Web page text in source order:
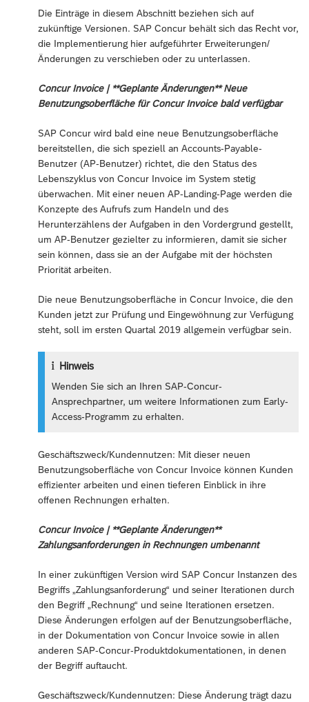
Die Einträge in diesem Abschnitt beziehen sich auf
zukünftige Versionen. SAP Concur behält sich das Recht vor,
die Implementierung hier aufgeführter Erweiterungen/
Änderungen zu verschieben oder zu unterlassen.
Concur Invoice | **Geplante Änderungen** Neue
Benutzungsoberfläche für Concur Invoice bald verfügbar
SAP Concur wird bald eine neue Benutzungsoberfläche
bereitstellen, die sich speziell an Accounts-Payable-
Benutzer (AP-Benutzer) richtet, die den Status des
Lebenszyklus von Concur Invoice im System stetig
überwachen. Mit einer neuen AP-Landing-Page werden die
Konzepte des Aufrufs zum Handeln und des
Herunterzählens der Aufgaben in den Vordergrund gestellt,
um AP-Benutzer gezielter zu informieren, damit sie sicher
sein können, dass sie an der Aufgabe mit der höchsten
Priorität arbeiten.
Die neue Benutzungsoberfläche in Concur Invoice, die den
Kunden jetzt zur Prüfung und Eingewöhnung zur Verfügung
steht, soll im ersten Quartal 2019 allgemein verfügbar sein.
Hinweis
Wenden Sie sich an Ihren SAP-Concur-
Ansprechpartner, um weitere Informationen zum Early-
Access-Programm zu erhalten.
Geschäftszweck/Kundennutzen: Mit dieser neuen
Benutzungsoberfläche von Concur Invoice können Kunden
effizienter arbeiten und einen tieferen Einblick in ihre
offenen Rechnungen erhalten.
Concur Invoice | **Geplante Änderungen**
Zahlungsanforderungen in Rechnungen umbenannt
In einer zukünftigen Version wird SAP Concur Instanzen des
Begriffs „Zahlungsanforderung“ und seiner Iterationen durch
den Begriff „Rechnung“ und seine Iterationen ersetzen.
Diese Änderungen erfolgen auf der Benutzungsoberfläche,
in der Dokumentation von Concur Invoice sowie in allen
anderen SAP-Concur-Produktdokumentationen, in denen
der Begriff auftaucht.
Geschäftszweck/Kundennutzen: Diese Änderung trägt dazu